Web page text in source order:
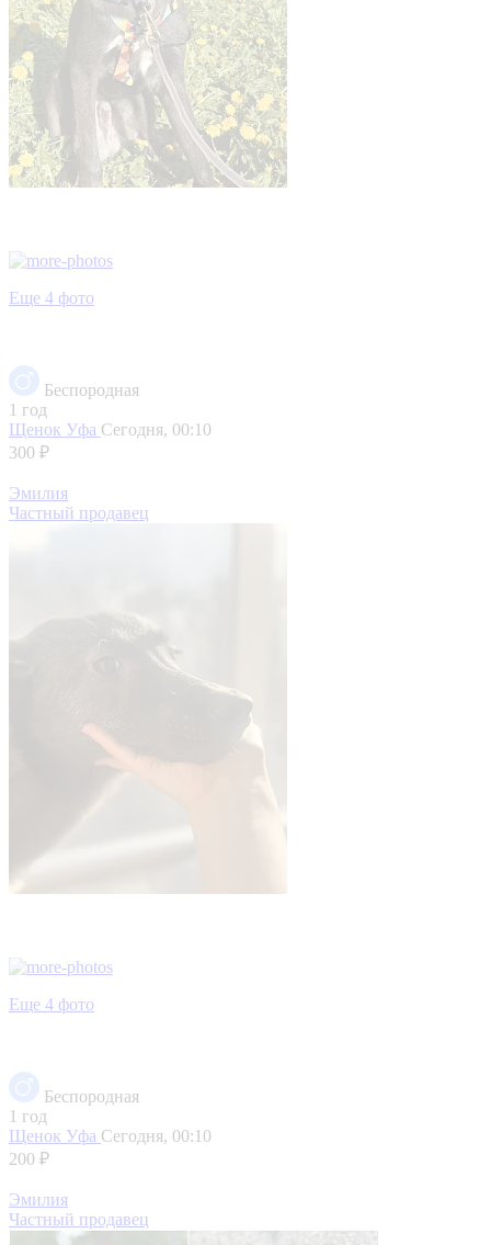
Еще 4 фото
Беспородная
1 год
Щенок Уфа Сегодня, 00:10
300 ₽
Эмилия
Частный продавец
Еще 4 фото
Беспородная
1 год
Щенок Уфа Сегодня, 00:10
200 ₽
Эмилия
Частный продавец